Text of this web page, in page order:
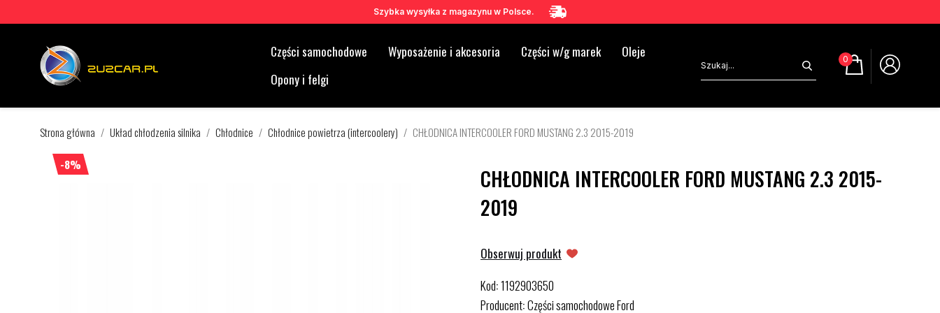
Szybka wysyłka z magazynu w Polsce.
Części samochodowe Wyposażenie i akcesoria Części w/g marek
Oleje
Opony i felgi
0
Strona główna Układ chłodzenia silnika Chłodnice Chłodnice powietrza (intercoolery) CHŁODNICA INTERCOOLER FORD MUSTANG 2.3 2015-2019
-8%
CHŁODNICA INTERCOOLER FORD MUSTANG 2.3 2015-
2019
Obserwuj produkt
Kod:1192903650
Producent:Części samochodowe Ford